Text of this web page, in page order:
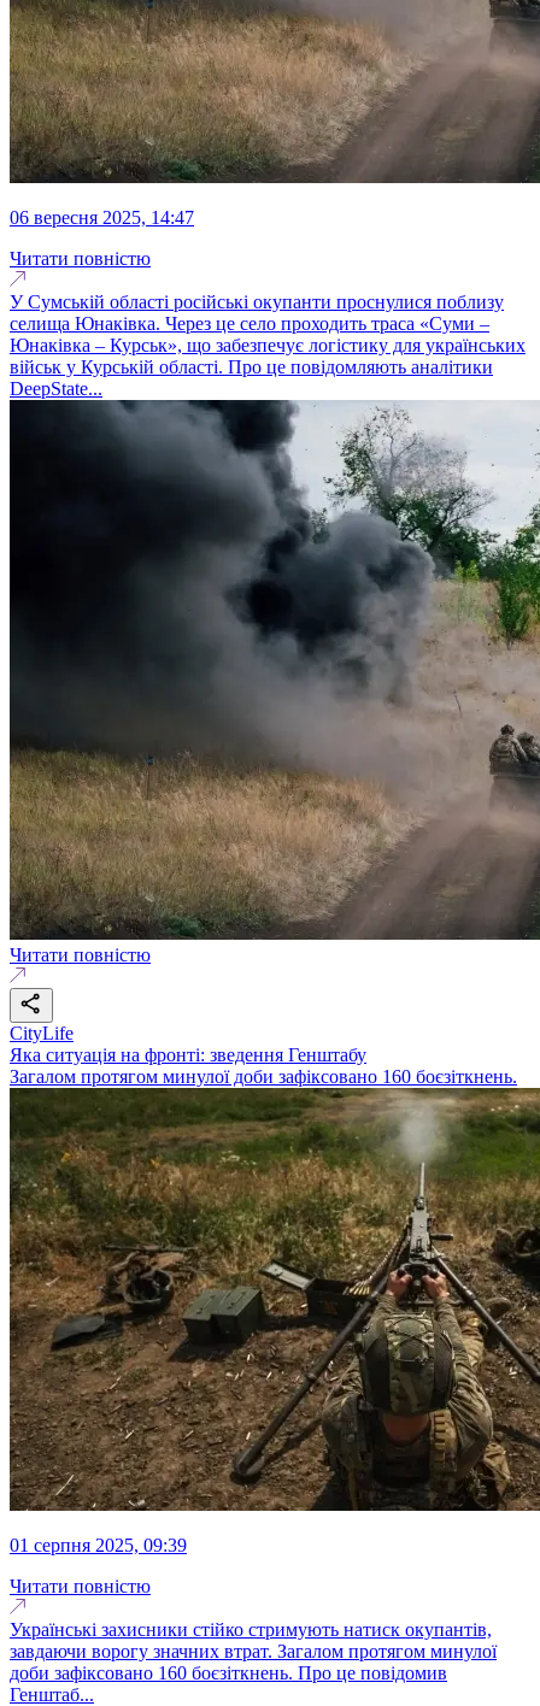
06 вересня 2025, 14:47
Читати повністю
У Сумській області російські окупанти проснулися поблизу
селища Юнаківка. Через це село проходить траса «Суми –
Юнаківка – Курськ», що забезпечує логістику для українських
військ у Курській області. Про це повідомляють аналітики
DeepState...
Читати повністю
CityLife
Яка ситуація на фронті: зведення Генштабу
Загалом протягом минулої доби зафіксовано 160 боєзіткнень.
01 серпня 2025, 09:39
Читати повністю
Українські захисники стійко стримують натиск окупантів,
завдаючи ворогу значних втрат. Загалом протягом минулої
доби зафіксовано 160 боєзіткнень. Про це повідомив
Генштаб...